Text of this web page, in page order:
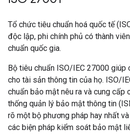
Tổ chức tiêu chuẩn hoá quốc tế
độc lập, phi chính phủ có thành
chuẩn quốc gia.
Bộ tiêu chuẩn ISO/IEC 27000 giúp
cho tài sản thông tin của họ. ISO/
chuẩn bảo mật nêu ra và cung cấp
thống quản lý bảo mật thông tin
rõ một bộ phương pháp hay nhất
các biện pháp kiểm soát bảo mật